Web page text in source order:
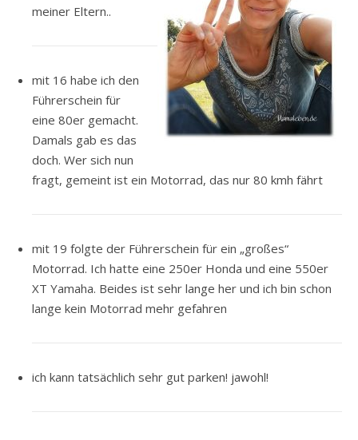
meiner Eltern..
mit 16 habe ich den
Führerschein für
eine 80er gemacht.
Damals gab es das
doch. Wer sich nun
fragt, gemeint ist ein Motorrad, das nur 80 kmh fährt
mit 19 folgte der Führerschein für ein „großes“
Motorrad. Ich hatte eine 250er Honda und eine 550er
XT Yamaha. Beides ist sehr lange her und ich bin schon
lange kein Motorrad mehr gefahren
ich kann tatsächlich sehr gut parken! jawohl!